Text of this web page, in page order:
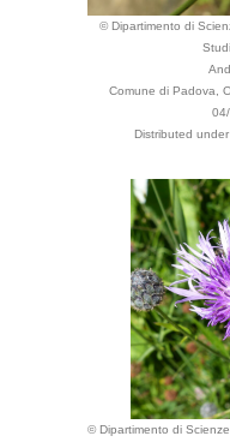
© Dipartimento di
Comune di Padova,
Distributed under
© Dipartimento di